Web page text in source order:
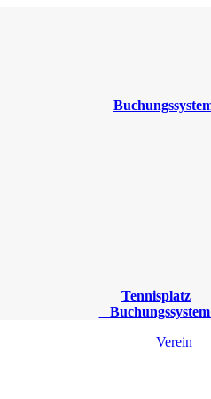
Tennisplatz
Buchungssystem
Verein